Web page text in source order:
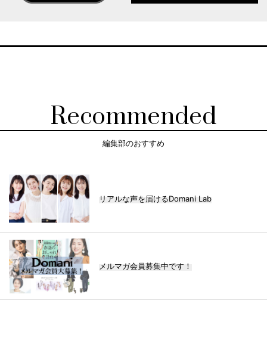
Recommended
編集部のおすすめ
リアルな声を届けるDomani Lab
メルマガ会員募集中です！